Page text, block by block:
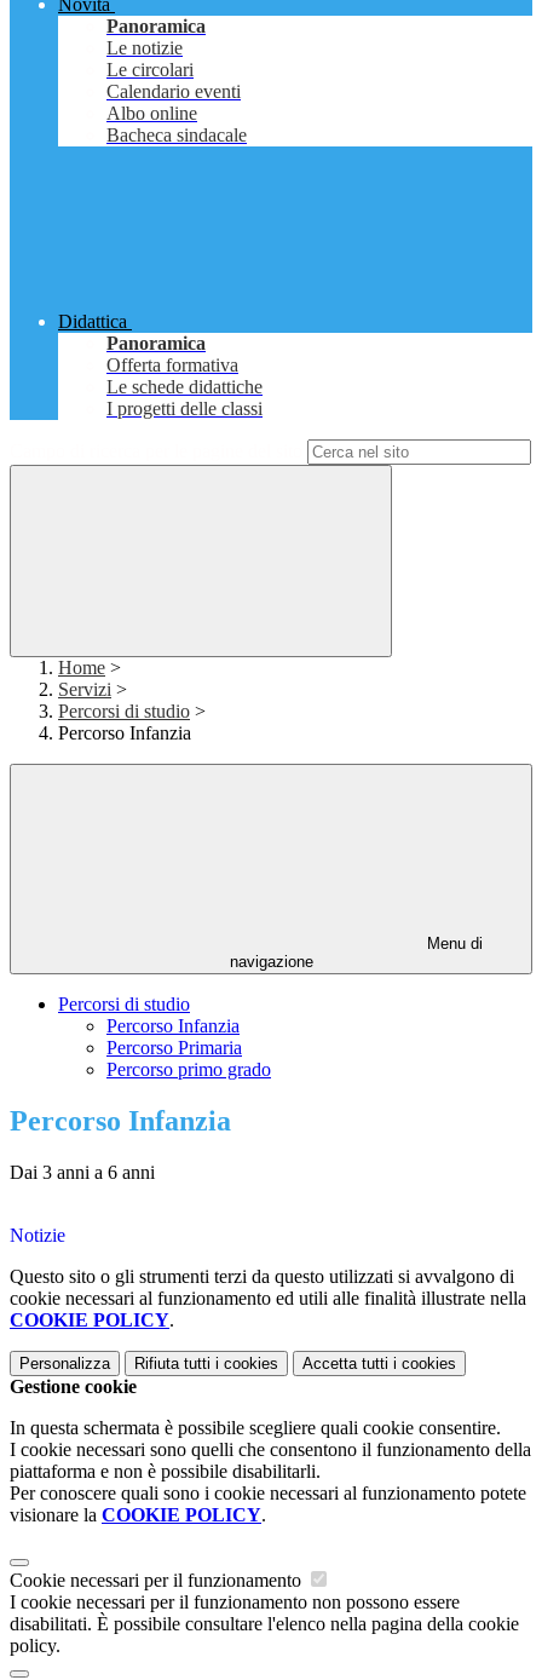
Novità
Panoramica
Le notizie
Le circolari
Calendario eventi
Albo online
Bacheca sindacale
Didattica
Panoramica
Offerta formativa
Le schede didattiche
I progetti delle classi
Home >
Servizi >
Percorsi di studio >
Percorso Infanzia
Menu di
navigazione
Percorsi di studio
Percorso Infanzia
Percorso Primaria
Percorso primo grado
Percorso Infanzia
Dai 3 anni a 6 anni
Notizie
Questo sito o gli strumenti terzi da questo utilizzati si avvalgono di
cookie necessari al funzionamento ed utili alle finalità illustrate nella
COOKIE POLICY.
Personalizza Rifiuta tutti i cookies Accetta tutti i cookies
Gestione cookie
In questa schermata è possibile scegliere quali cookie consentire.
I cookie necessari sono quelli che consentono il funzionamento della
piattaforma e non è possibile disabilitarli.
Per conoscere quali sono i cookie necessari al funzionamento potete
visionare la COOKIE POLICY.
Cookie necessari per il funzionamento
I cookie necessari per il funzionamento non possono essere
disabilitati. È possibile consultare l'elenco nella pagina della cookie
policy.